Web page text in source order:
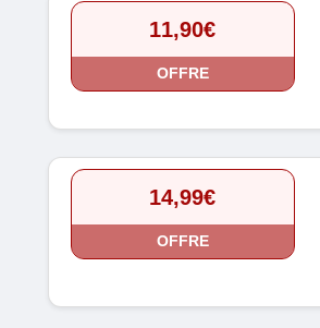
11,90€
OFFRE
14,99€
OFFRE